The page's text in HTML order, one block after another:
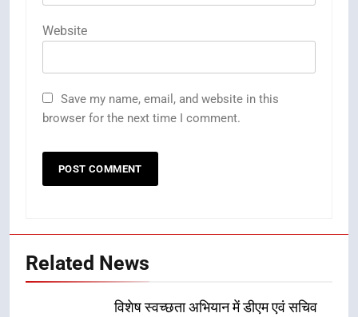
Website
Save my name, email, and website in this
browser for the next time I comment.
Related News
विशेष स्वच्छता अभियान में डीएम एवं सचिव